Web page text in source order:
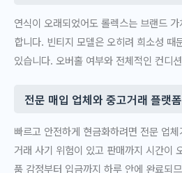
연식이 오래되었어도 롤렉스는 브랜드
합니다. 빈티지 모델은 오히려 희소성 때
있습니다. 오버홀 여부와 전체적인 컨디
전문 매입 업체와 중고거래 플랫
빠르고 안전하게 현금화하려면 전문 업
거래 사기 위험이 있고 판매까지 시간이
품 감정부터 입금까지 하루 안에 완료되